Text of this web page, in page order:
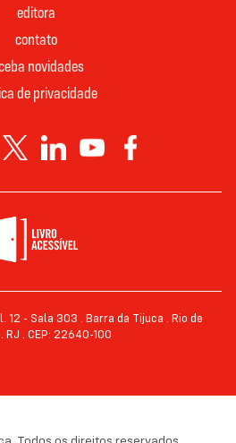
editora
contato
novidades
de privacidade
12 - Sala 303 . Barra da Tijuca . Rio de
RJ . CEP: 22640-100